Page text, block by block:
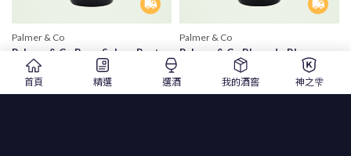
Palmer & Co
Palmer & Co Rose Solera Brut
NV (Deg:2024/10/21)
帕爾默香檳 索雷拉粉紅無年份不甜
Palmer & Co
Palmer & Co Blanc de Blancs
Brut NV (Deg: 2022/11/15)
帕爾默香檳 無年份白中白不甜香檳
首頁 精選 選酒 我的酒窖 神之雫